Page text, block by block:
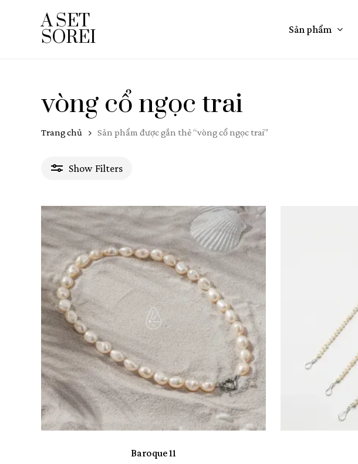
A SET
SOREI Sản phẩm
vòng cổ ngọc trai
Trang chủ Sản phẩm được gắn thẻ “vòng cổ ngọc trai”
Show Filters
Giá
thấp
nhất
Giá
cao
nhất
Lọc
Giá —950.000₫
Lọc Theo Độ Dài
44 cm
32 cm
33 cm
34 cm
35 cm 1
36 cm 1
37 cm
Baroque 11